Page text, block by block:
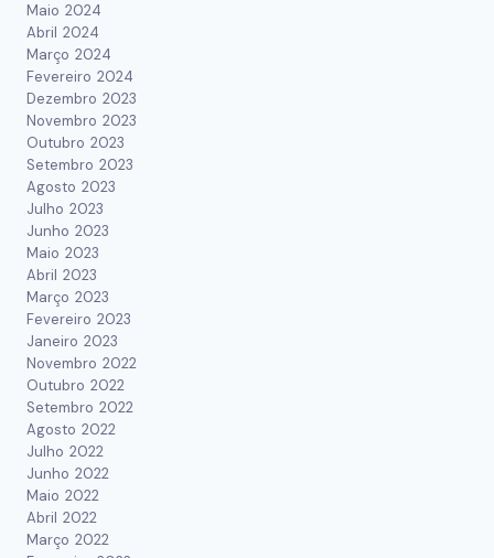
Maio 2024
Abril 2024
Março 2024
Fevereiro 2024
Dezembro 2023
Novembro 2023
Outubro 2023
Setembro 2023
Agosto 2023
Julho 2023
Junho 2023
Maio 2023
Abril 2023
Março 2023
Fevereiro 2023
Janeiro 2023
Novembro 2022
Outubro 2022
Setembro 2022
Agosto 2022
Julho 2022
Junho 2022
Maio 2022
Abril 2022
Março 2022